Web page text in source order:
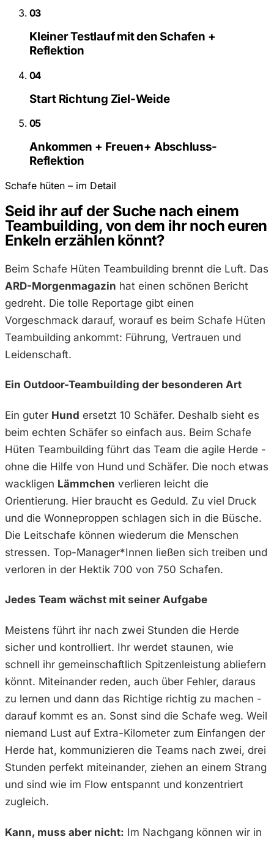
03
Kleiner Testlauf mit den Schafen +
Reflektion
04
Start Richtung Ziel-Weide
05
Ankommen + Freuen+ Abschluss-
Reflektion
Schafe hüten – im Detail
Seid ihr auf der Suche nach einem
Teambuilding, von dem ihr noch euren
Enkeln erzählen könnt?
Beim Schafe Hüten Teambuilding brennt die Luft. Das
ARD-Morgenmagazin hat einen schönen Bericht
gedreht. Die tolle Reportage gibt einen
Vorgeschmack darauf, worauf es beim Schafe Hüten
Teambuilding ankommt: Führung, Vertrauen und
Leidenschaft.
Ein Outdoor-Teambuilding der besonderen Art
Ein guter Hund ersetzt 10 Schäfer. Deshalb sieht es
beim echten Schäfer so einfach aus. Beim Schafe
Hüten Teambuilding führt das Team die agile Herde -
ohne die Hilfe von Hund und Schäfer. Die noch etwas
wackligen Lämmchen verlieren leicht die
Orientierung. Hier braucht es Geduld. Zu viel Druck
und die Wonneproppen schlagen sich in die Büsche.
Die Leitschafe können wiederum die Menschen
stressen. Top-Manager*Innen ließen sich treiben und
verloren in der Hektik 700 von 750 Schafen.
Jedes Team wächst mit seiner Aufgabe
Meistens führt ihr nach zwei Stunden die Herde
sicher und kontrolliert. Ihr werdet staunen, wie
schnell ihr gemeinschaftlich Spitzenleistung abliefern
könnt. Miteinander reden, auch über Fehler, daraus
zu lernen und dann das Richtige richtig zu machen -
darauf kommt es an. Sonst sind die Schafe weg. Weil
niemand Lust auf Extra-Kilometer zum Einfangen der
Herde hat, kommunizieren die Teams nach zwei, drei
Stunden perfekt miteinander, ziehen an einem Strang
und sind wie im Flow entspannt und konzentriert
zugleich.
Kann, muss aber nicht: Im Nachgang können wir in